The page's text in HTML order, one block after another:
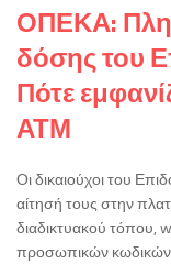
ΟΠΕΚΑ:
δόσης του
Πότε
ΑΤΜ
Οι δικαιούχοι του
αίτησή τους στην
διαδικτυακού τόπου,
προσωπικών κωδικών